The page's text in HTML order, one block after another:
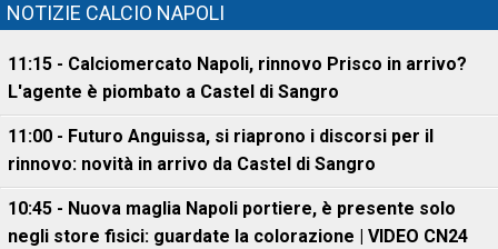
NOTIZIE CALCIO NAPOLI
11:15 - Calciomercato Napoli, rinnovo Prisco in arrivo?
L'agente è piombato a Castel di Sangro
11:00 - Futuro Anguissa, si riaprono i discorsi per il
rinnovo: novità in arrivo da Castel di Sangro
10:45 - Nuova maglia Napoli portiere, è presente solo
negli store fisici: guardate la colorazione | VIDEO CN24